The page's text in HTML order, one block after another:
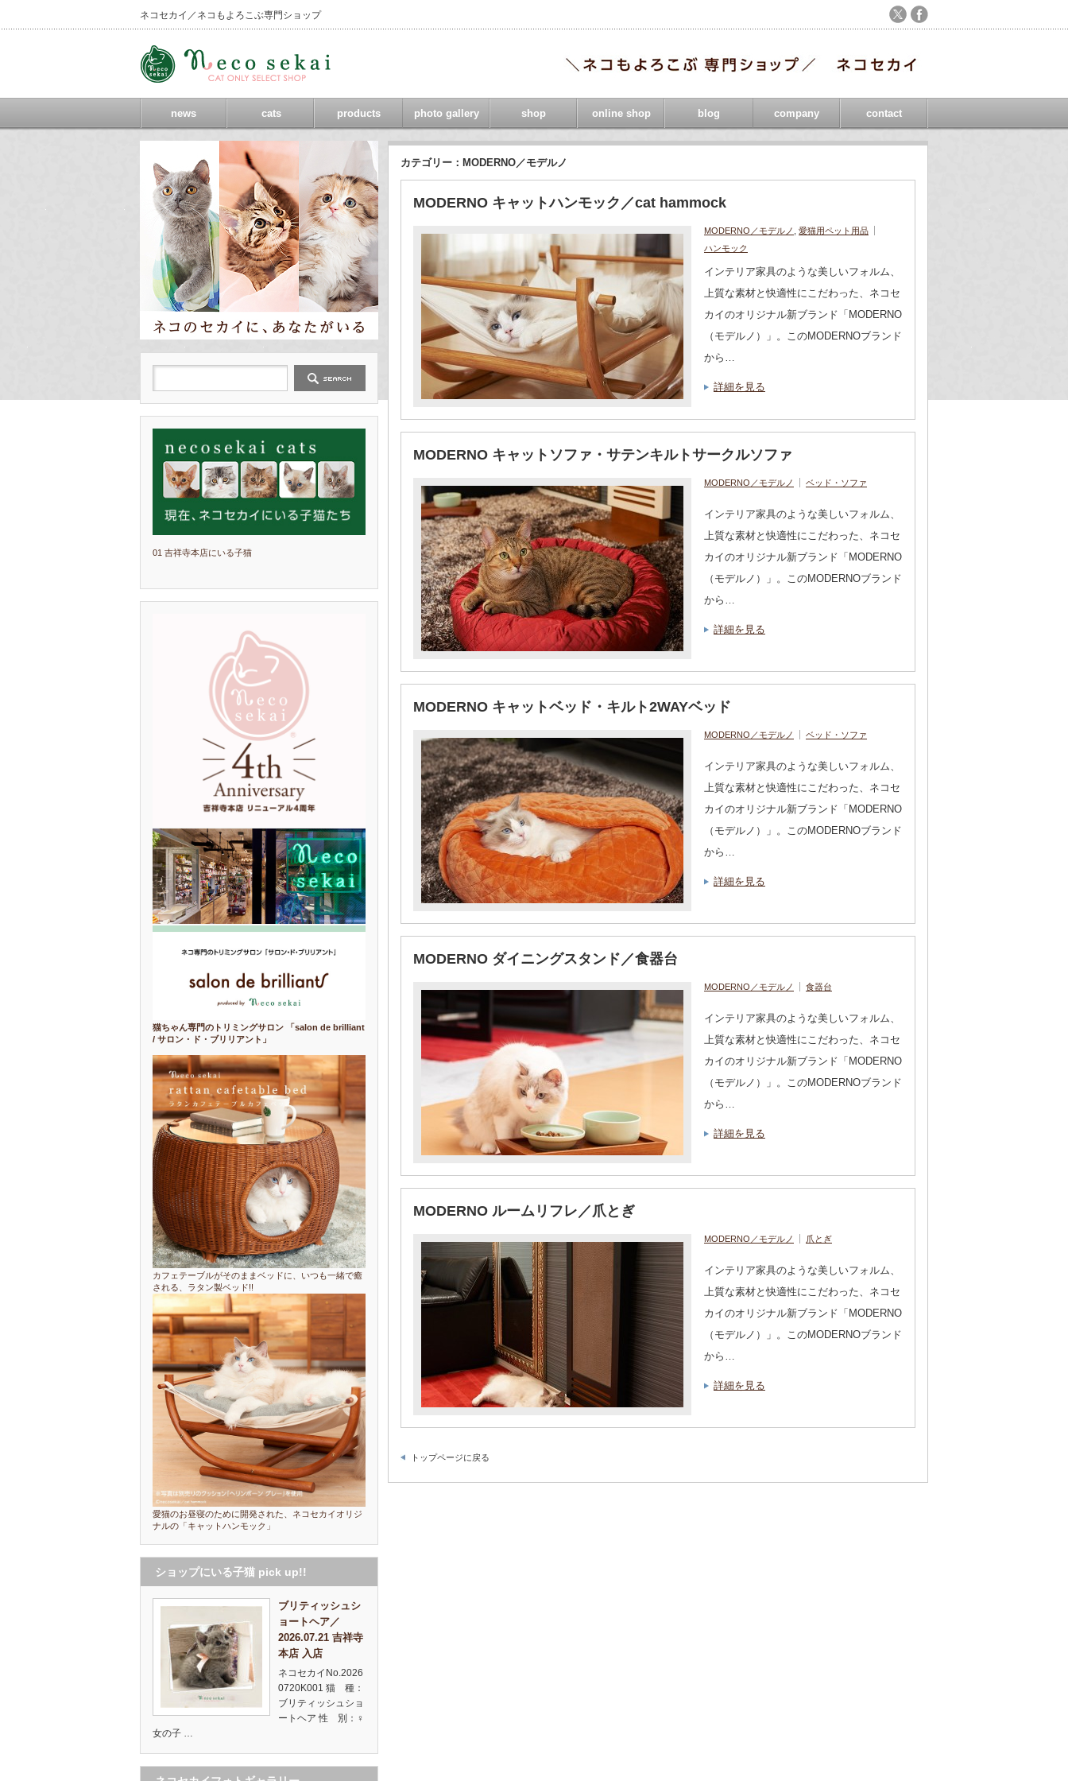
ネコセカイ／ネコもよろこぶ専門ショップ
news cats products photo gallery shop online shop blog company contact
カテゴリー：MODERNO／モデルノ
MODERNO キャットハンモック／cat hammock
MODERNO／モデルノ
愛猫用ペット用品
ハンモック
インテリア家具のような美しいフォルム、
上質な素材と快適性にこだわった、ネコセ
カイのオリジナル新ブランド「MODERNO
（モデルノ）」。このMODERNOブランド
から…
詳細を見る
MODERNO キャットソファ・サテンキルトサークルソファ
MODERNO／モデルノ ベッド・ソファ
インテリア家具のような美しいフォルム、
上質な素材と快適性にこだわった、ネコセ
カイのオリジナル新ブランド「MODERNO
（モデルノ）」。このMODERNOブランド
から…
詳細を見る
MODERNO キャットベッド・キルト2WAYベッド
MODERNO／モデルノ ベッド・ソファ
インテリア家具のような美しいフォルム、
上質な素材と快適性にこだわった、ネコセ
カイのオリジナル新ブランド「MODERNO
（モデルノ）」。このMODERNOブランド
から…
詳細を見る
MODERNO ダイニングスタンド／食器台
MODERNO／モデルノ 食器台
インテリア家具のような美しいフォルム、
上質な素材と快適性にこだわった、ネコセ
カイのオリジナル新ブランド「MODERNO
（モデルノ）」。このMODERNOブランド
から…
詳細を見る
MODERNO ルームリフレ／爪とぎ
MODERNO／モデルノ 爪とぎ
インテリア家具のような美しいフォルム、
上質な素材と快適性にこだわった、ネコセ
カイのオリジナル新ブランド「MODERNO
（モデルノ）」。このMODERNOブランド
から…
詳細を見る
トップページに戻る
01 吉祥寺本店にいる子猫
猫ちゃん専門のトリミングサロン 「salon de brilliant
/ サロン・ド・ブリリアント」
カフェテーブルがそのままベッドに、いつも一緒で癒
される、ラタン製ベッド!!
愛猫のお昼寝のために開発された、ネコセカイオリジ
ナルの「キャットハンモック」
ショップにいる子猫 pick up!!
ブリティッシュシ
ョートヘア／
2026.07.21 吉祥寺
本店 入店
ネコセカイNo.2026
0720K001 猫 種：
ブリティッシュショ
ートヘア 性 別：♀
女の子 …